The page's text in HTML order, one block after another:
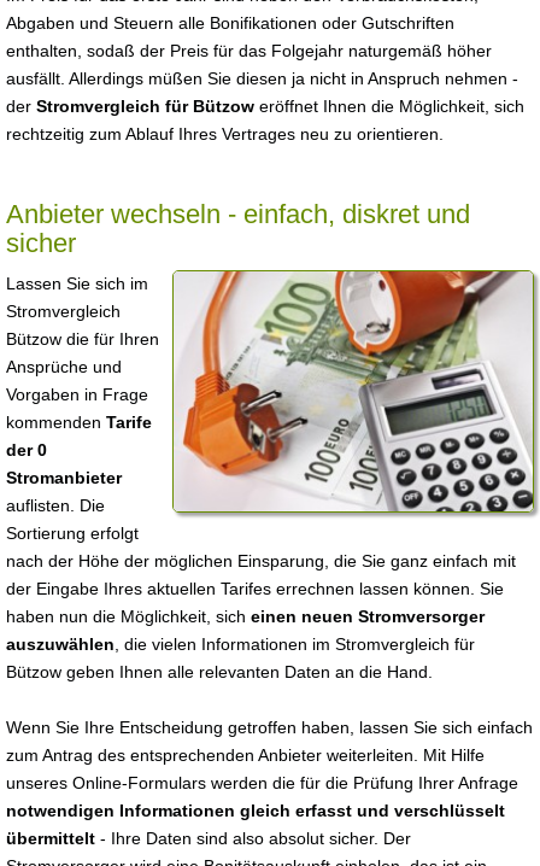
Abgaben und Steuern alle Bonifikationen oder Gutschriften
enthalten, sodaß der Preis für das Folgejahr naturgemäß höher
ausfällt. Allerdings müßen Sie diesen ja nicht in Anspruch nehmen -
der Stromvergleich für Bützow eröffnet Ihnen die Möglichkeit, sich
rechtzeitig zum Ablauf Ihres Vertrages neu zu orientieren.
Anbieter wechseln - einfach, diskret und
sicher
Lassen Sie sich im
Stromvergleich
Bützow die für Ihren
Ansprüche und
Vorgaben in Frage
kommenden Tarife
der 0
Stromanbieter
auflisten. Die
Sortierung erfolgt
nach der Höhe der möglichen Einsparung, die Sie ganz einfach mit
der Eingabe Ihres aktuellen Tarifes errechnen lassen können. Sie
haben nun die Möglichkeit, sich einen neuen Stromversorger
auszuwählen , die vielen Informationen im Stromvergleich für
Bützow geben Ihnen alle relevanten Daten an die Hand.
Wenn Sie Ihre Entscheidung getroffen haben, lassen Sie sich einfach
zum Antrag des entsprechenden Anbieter weiterleiten. Mit Hilfe
unseres Online-Formulars werden die für die Prüfung Ihrer Anfrage
notwendigen Informationen gleich erfasst und verschlüsselt
übermittelt - Ihre Daten sind also absolut sicher. Der